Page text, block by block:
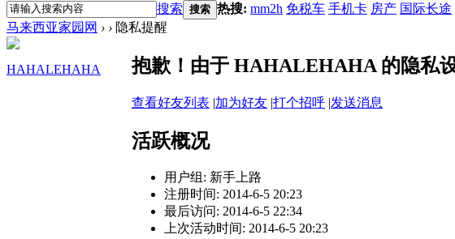
搜索 搜索 热搜: mm2h 免税车 手机卡 房产 国际长途
马来西亚家园网 › › 隐私提醒
HAHALEHAHA 抱歉！由于 HAHALEHAHA 的隐私
查看好友列表 |加为好友 |打个招呼 |发送消息
活跃概况
用户组: 新手上路
注册时间: 2014-6-5 20:23
最后访问: 2014-6-5 22:34
上次活动时间: 2014-6-5 20:23